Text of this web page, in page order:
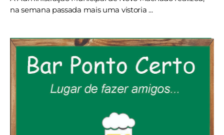
na semana passada mais uma vistoria ...